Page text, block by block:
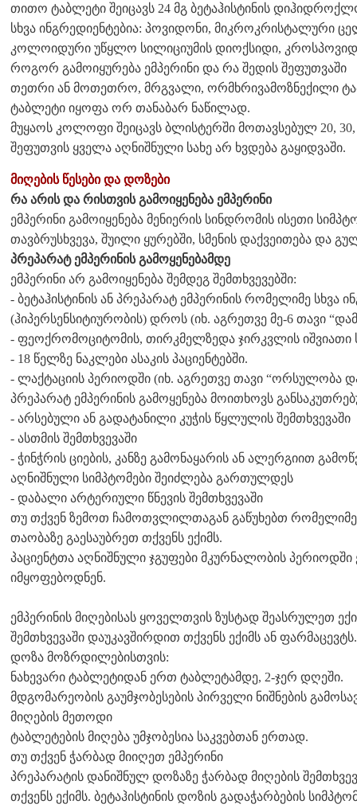
თითო ტაბლეტი შეიცავს 24 მგ ბეტაჰისტინის
სხვა ინგრედიენტებია: პოვიდონი, მიკროკრისტალური
კოლოიდური უწყლო სილიციუმის დიოქსიდი,
როგორ გამოიყურება ემპერინი და რა შედის შეფუთვაში
თეთრი ან მოთეთრო, მრგვალი, ორმხრივამოზნექილი
ტაბლეტი იყოფა ორ თანაბარ ნაწილად.
მუყაოს კოლოფი შეიცავს ბლისტერში მოთავსებულ 20, 30,
შეფუთვის ყველა აღნიშნული სახე არ ხვდება გაყიდვაში.
მიღების წესები და დოზები
რა არის და რისთვის გამოიყენება ემპერინი
ემპერინი გამოიყენება მენიერის სინდრომის ისეთი
თავბრუსხვევა, შუილი ყურებში, სმენის დაქვეითება და
პრეპარატ ემპერინის გამოყენებამდე
ემპერინი არ გამოიყენება შემდეგ შემთხვევებში:
- ბეტაჰისტინის ან პრეპარატ ემპერინის რომელიმე სხვა
(ჰიპერსენსიტიურობის) დროს (იხ. აგრეთვე მე-6 თავი
- ფეოქრომოციტომის, თირკმელზედა ჯირკვლის იშვიათი
- 18 წელზე ნაკლები ასაკის პაციენტებში.
- ლაქტაციის პერიოდში (იხ. აგრეთვე თავი “ორსულობა
პრეპარატ ემპერინის გამოყენება მოითხოვს
- არსებული ან გადატანილი კუჭის წყლულის შემთხვევაში
- ასთმის შემთხვევაში
- ჭინჭრის ციების, კანზე გამონაყარის ან ალერგიით
აღნიშნული სიმპტომები შეიძლება გართულდეს
- დაბალი არტერიული წნევის შემთხვევაში
თუ თქვენ ზემოთ ჩამოთვლილთაგან გაწუხებთ
თაობაზე გაესაუბრეთ თქვენს ექიმს.
პაციენტთა აღნიშნული ჯგუფები მკურნალობის პერიოდში
იმყოფებოდნენ.
ემპერინის მიღებისას ყოველთვის ზუსტად შეასრულეთ
შემთხვევაში დაუკავშირდით თქვენს ექიმს ან ფარმაცევტს.
დოზა მოზრდილებისთვის:
ნახევარი ტაბლეტიდან ერთ ტაბლეტამდე, 2-ჯერ დღეში.
მდგომარეობის გაუმჯობესების პირველი ნიშნების
მიღების მეთოდი
ტაბლეტების მიღება უმჯობესია საკვებთან ერთად.
თუ თქვენ ჭარბად მიიღეთ ემპერინი
პრეპარატის დანიშნულ დოზაზე ჭარბად მიღების
თქვენს ექიმს. ბეტაჰისტინის დოზის გადაჭარბების